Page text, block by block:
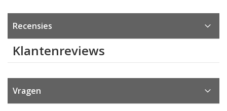
Recensies
Klantenreviews
Vragen